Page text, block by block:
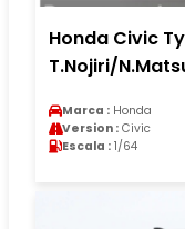
Honda Civic
T.Nojiri/
Marca : Honda
Version : Civic
Escala : 1/64